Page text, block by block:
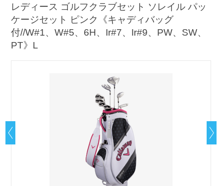
レディース ゴルフクラブセット ソレイル パッ
ケージセット ピンク《キャディバッグ
付//W#1、W#5、6H、Ir#7、Ir#9、PW、SW、
PT》L